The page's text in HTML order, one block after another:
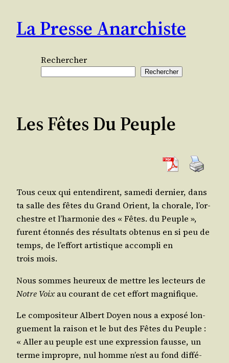
contenu
La Presse Anarchiste
Rechercher
Rechercher
Les Fêtes Du Peuple
Tous ceux qui enten­dirent, same­di der­nier, dans
ta salle des fêtes du Grand Orient, la cho­rale, l’or­
chestre et l’har­mo­nie des « Fêtes. du Peuple »,
furent éton­nés des résul­tats obte­nus en si peu de
temps, de l’ef­fort artis­tique accom­pli en
trois mois.
Nous sommes heu­reux de mettre les lec­teurs de
Notre Voix au cou­rant de cet effort magnifique.
Le com­po­si­teur Albert Doyen nous a expo­sé lon­
gue­ment la rai­son et le but des Fêtes du Peuple :
« Aller au peuple est une expres­sion fausse, un
terme impropre, nul homme n’est au fond dif­fé­